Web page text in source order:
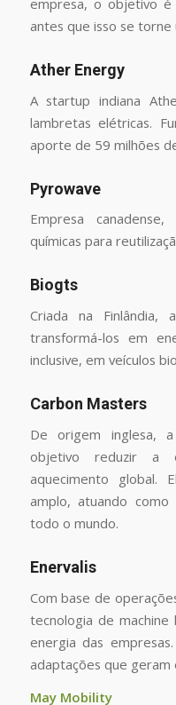
empresa, o objetivo é
antes que isso se
Ather Energy
A startup indiana
lambretas elétricas.
aporte de 59 milhões
Pyrowave
Empresa
químicas para
Biogts
Criada na
transformá-los em
inclusive, em veículos
Carbon Masters
De origem inglesa,
objetivo reduzir a
aquecimento global.
amplo, atuando
todo o mundo.
Enervalis
Com base de
tecnologia de machine
energia das
adaptações que geram
May Mobility